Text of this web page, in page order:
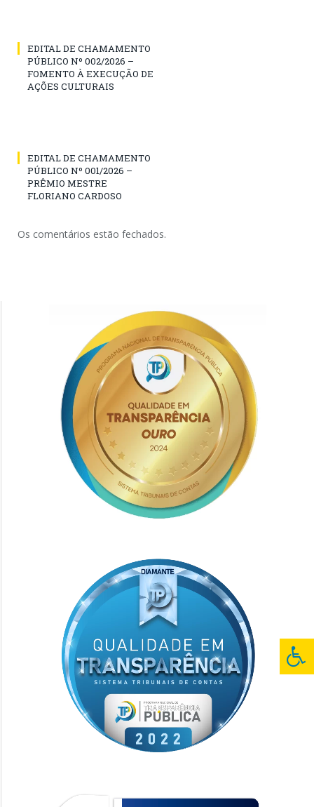
EDITAL DE CHAMAMENTO
PÚBLICO Nº 002/2026 –
FOMENTO À EXECUÇÃO DE
AÇÕES CULTURAIS
EDITAL DE CHAMAMENTO
PÚBLICO Nº 001/2026 –
PRÊMIO MESTRE
FLORIANO CARDOSO
Os comentários estão fechados.